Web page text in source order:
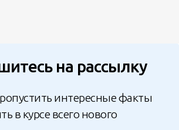
на рассылку
интересные факты
в курсе всего нового